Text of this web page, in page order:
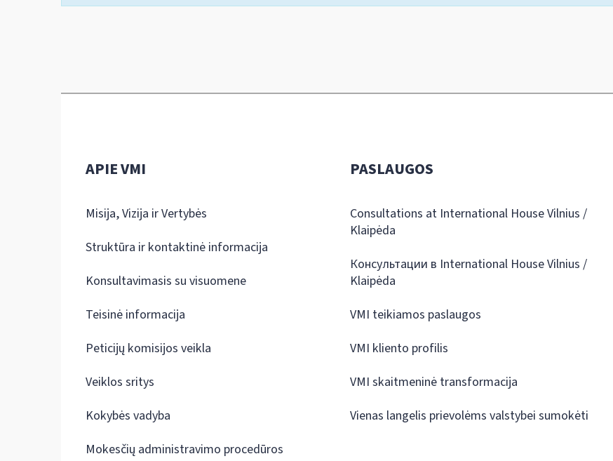
APIE VMI
Misija, Vizija ir Vertybės
Struktūra ir kontaktinė informacija
Konsultavimasis su visuomene
Teisinė informacija
Peticijų komisijos veikla
Veiklos sritys
Kokybės vadyba
Mokesčių administravimo procedūros
PASLAUGOS
Consultations at International House Vilnius /
Klaipėda
Консультации в International House Vilnius /
Klaipėda
VMI teikiamos paslaugos
VMI kliento profilis
VMI skaitmeninė transformacija
Vienas langelis prievolėms valstybei sumokėti